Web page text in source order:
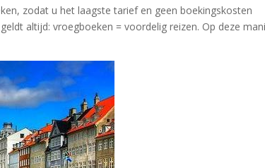
zodat u het laagste tarief en geen boekingskosten
altijd: vroegboeken = voordelig reizen. Op deze